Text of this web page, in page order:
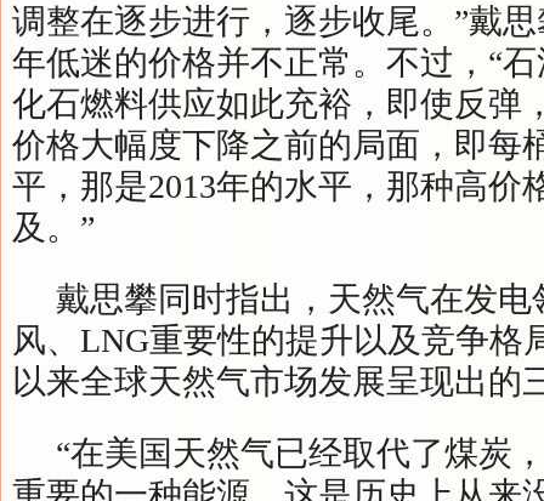
调整在逐步进行，逐步收尾。”戴
年低迷的价格并不正常。不过，“
化石燃料供应如此充裕，即使反弹
价格大幅度下降之前的局面，即每
平，那是2013年的水平，那种高价
及。”
戴思攀同时指出，天然气在发电
风、LNG重要性的提升以及竞争格
以来全球天然气市场发展呈现出的
“在美国天然气已经取代了煤炭